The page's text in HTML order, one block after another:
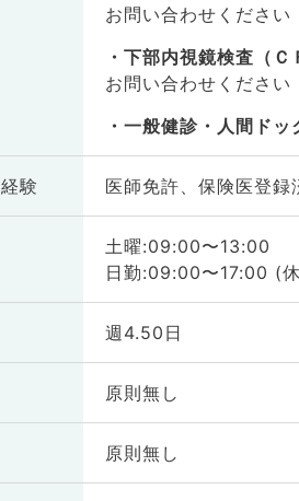
お問い合わせください
下部内視鏡検査（Ｃ
お問い合わせください
一般健診・人間ドッ
経験 医師免許、保険医登録
土曜:09:00〜13:00
日勤:09:00〜17:00 (
週4.50日
原則無し
原則無し